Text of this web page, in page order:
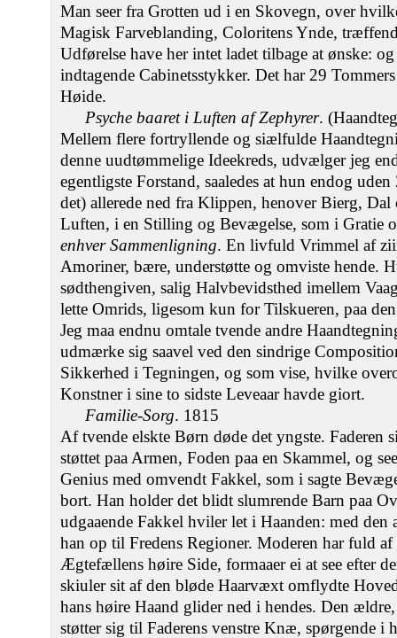
Man seer fra Grotten ud i en Skovegn, over
Magisk Farveblanding, Coloritens Ynde,
Udførelse have her intet ladet tilbage at ønske:
indtagende Cabinetsstykker. Det har 29
Høide.
Psyche baaret i Luften af Zephyrer.
Mellem flere fortryllende og siælfulde
denne uudtømmelige Ideekreds, udvælger jeg
egentligste Forstand, saaledes at hun endog
det) allerede ned fra Klippen, henover Bierg,
Luften, i en Stilling og Bevægelse, som i Gratie
enhver Sammenligning. En livfuld Vrimmel af
Amoriner, bære, understøtte og omviste hende.
sødthengiven, salig Halvbevidsthed imellem
lette Omrids, ligesom kun for Tilskueren, paa
Jeg maa endnu omtale tvende andre
udmærke sig saavel ved den sindrige
Sikkerhed i Tegningen, og som vise, hvilke
Konstner i sine to sidste Leveaar havde giort.
Familie-Sorg. 1815
Af tvende elskte Børn døde det yngste. Faderen
støttet paa Armen, Foden paa en Skammel, og
Genius med omvendt Fakkel, som i sagte
bort. Han holder det blidt slumrende Barn paa
udgaaende Fakkel hviler let i Haanden: med den
han op til Fredens Regioner. Moderen har fuld
Ægtefællens høire Side, formaaer ei at see efter
skiuler sit af den bløde Haarvæxt omflydte
hans høire Haand glider ned i hendes. Den
støtter sig til Faderens venstre Knæ, spørgende